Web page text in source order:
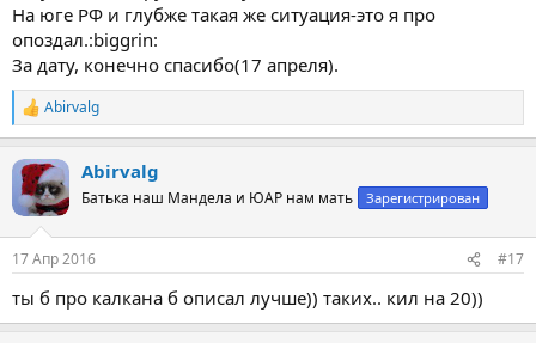
На юге РФ и глубже такая же ситуация-это я про
опоздал.:biggrin:
За дату, конечно спасибо(17 апреля).
Р
е
к
ц
и
Abirvalg
Abirvalg
Батька наш Мандела и ЮАР нам мать Зарегистрирован
17 Апр 2016 #17
ты б про калкана б описал лучше)) таких.. кил на 20))